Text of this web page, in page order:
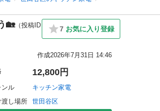
🏡（投稿ID
7 お気に入り登録
作成2026年7月31日 14:46
12,800円
ンル
キッチン家電
渡し場所
世田谷区